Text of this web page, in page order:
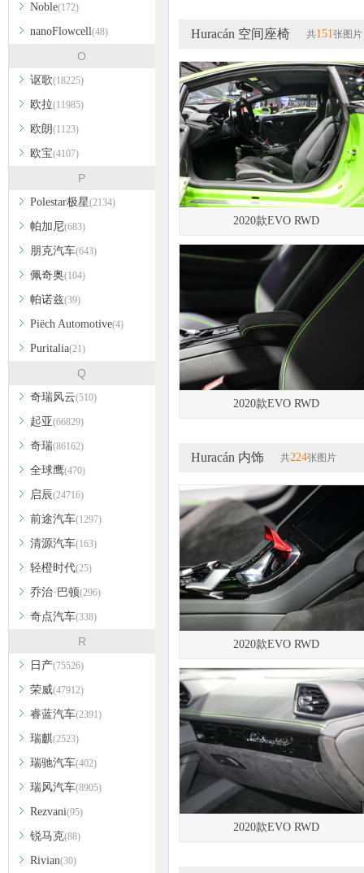
Noble(172)
nanoFlowcell(48)
O
讴歌(18225)
欧拉(11985)
欧朗(1123)
欧宝(4107)
P
Polestar极星(2134)
帕加尼(683)
朋克汽车(643)
佩奇奥(104)
帕诺兹(39)
Piëch Automotive(4)
Puritalia(21)
Q
奇瑞风云(510)
起亚(66829)
奇瑞(86162)
全球鹰(470)
启辰(24716)
前途汽车(1297)
清源汽车(163)
轻橙时代(25)
乔治·巴顿(296)
奇点汽车(338)
R
日产(75526)
荣威(47912)
睿蓝汽车(2391)
瑞麒(2523)
瑞驰汽车(402)
瑞风汽车(8905)
Rezvani(95)
锐马克(88)
Rivian(30)
Huracán 空间座椅 共151张图片
2020款EVO RWD
2020款EVO RWD
Huracán 内饰 共224张图片
2020款EVO RWD
2020款EVO RWD